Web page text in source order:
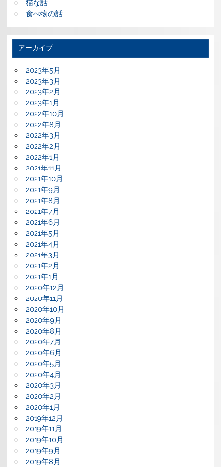
猫な話
食べ物の話
アーカイブ
2023年5月
2023年3月
2023年2月
2023年1月
2022年10月
2022年8月
2022年3月
2022年2月
2022年1月
2021年11月
2021年10月
2021年9月
2021年8月
2021年7月
2021年6月
2021年5月
2021年4月
2021年3月
2021年2月
2021年1月
2020年12月
2020年11月
2020年10月
2020年9月
2020年8月
2020年7月
2020年6月
2020年5月
2020年4月
2020年3月
2020年2月
2020年1月
2019年12月
2019年11月
2019年10月
2019年9月
2019年8月